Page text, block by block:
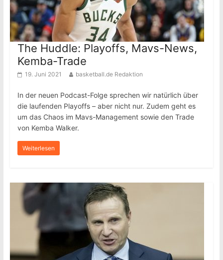
The Huddle: Playoffs, Mavs-News,
Kemba-Trade
19. Juni 2021 basketball.de Redaktion
In der neuen Podcast-Folge sprechen wir natürlich über
die laufenden Playoffs – aber nicht nur. Zudem geht es
um das Chaos im Mavs-Management sowie den Trade
von Kemba Walker.
Weiterlesen